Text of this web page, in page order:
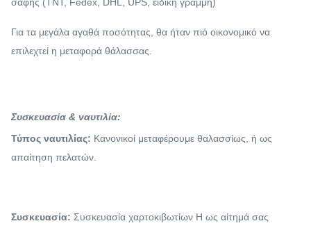
Για τα μεγάλα αγαθά ποσότητας, θα ήταν πιό οικονομικό να
επιλεχτεί η μεταφορά θάλασσας.
Συσκευασία & ναυτιλία:
Τύπος ναυτιλίας: Κανονικοί μεταφέρουμε θαλασσίως, ή ως
απαίτηση πελατών.
Συσκευασία: Συσκευασία χαρτοκιβωτίων Η ως αίτημά σας